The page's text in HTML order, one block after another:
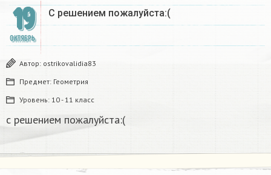
19
ОКТЯБРЬ
С решением пожалуйста:(
Автор: ostrikovalidia83
Предмет: Геометрия
Уровень: 10 - 11 класс
с решением пожалуйста:(